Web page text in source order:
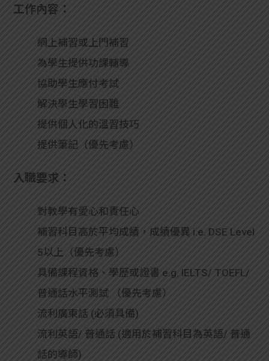
工作內容：
網上補習或上門補習
為學生提供功課輔導
協助學生應付考試
解決學生學習困難
提供個人化的溫習技巧
提供筆記（優先考慮）
入職要求：
對教學有愛心和責任心
補習科目高於平均成績，成績優異 i.e. DSE Level
5以上（優先考慮）
具備課程資格、學歷或證書 e.g. IELTS/ TOEFL/
普通話水平測試 （優先考慮）
流利廣東話 (必須具備)
流利英語/ 普通話 (適用於補習科目為英語/ 普通
話的導師)